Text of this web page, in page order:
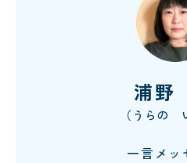
浦
（うらの
一言メッ